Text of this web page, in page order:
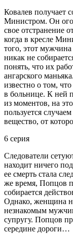
Ковалев получает
Министром. Он
свое отстранение
когда в кресле
того, этот
никак не
понять, что их
ангарского
известно о том,
в больнице. К ней
из моментов, на
пользуется
вещество, от
6 серия
Следователи
находит ничего
ее смерть стала
же время, Попцов
собирается
Однако, женщина
незнакомым
супругу. Попцов
середине дороги…